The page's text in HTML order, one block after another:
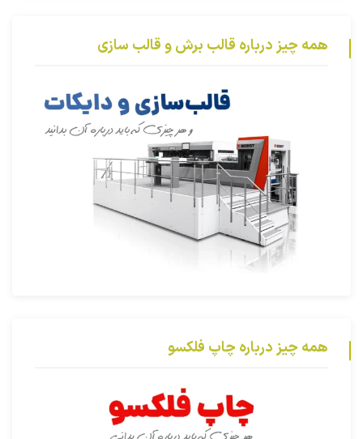
همه چیز درباره قالب برش و قالب سازی
همه چیز درباره چاپ فلکسو